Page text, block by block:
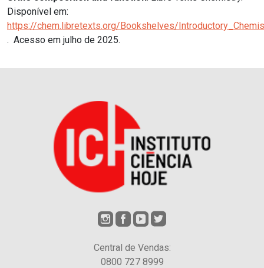
Disponível em:
https://chem.libretexts.org/Bookshelves/
. Acesso em julho de 2025.
Central de Vendas:
0800 727 8999